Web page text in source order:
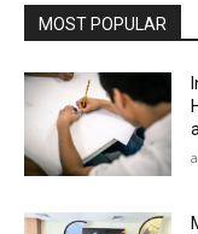
MOST POPULAR